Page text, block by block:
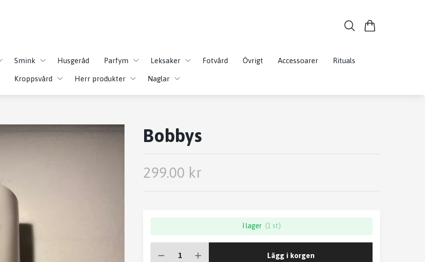
Smink Husgeråd Parfym Leksaker Fotvård Övrigt Accessoarer Rituals
Kroppsvård Herr produkter Naglar
Bobbys
299.00 kr
I lager (1 st)
Lägg i korgen